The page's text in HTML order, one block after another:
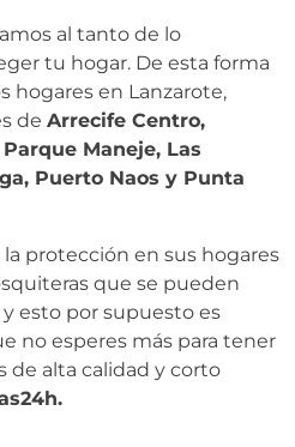
al tanto de lo
tu hogar. De esta forma
hogares en Lanzarote,
de Arrecife Centro,
Maneje, Las
Puerto Naos y Punta
protección en sus hogares
que se pueden
esto por supuesto es
no esperes más para tener
de alta calidad y corto